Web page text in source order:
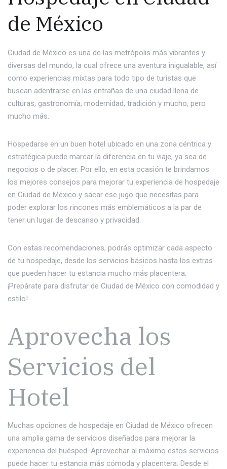
de México
Ciudad de México es una de las metrópolis más vibrantes y
diversas del mundo, la cual ofrece una aventura inigualable, así
como experiencias mixtas para todo tipo de turistas que
buscan adentrarse en las entrañas de una ciudad llena de
culturas, gastronomía, modernidad, tradición y mucho, pero
mucho más.
Hospedarse en un buen hotel ubicado en una zona céntrica y
estratégica puede marcar la diferencia en tu viaje, ya sea de
negocios o de placer. Por ello, en esta ocasión te brindamos
los mejores consejos para mejorar tu experiencia de hospedaje
en Ciudad de México y sacar ese jugo que necesitas para
poder explorar los rincones más emblemáticos a la par de
tener un lugar de descanso y privacidad.
Con estas recomendaciones, podrás optimizar cada aspecto
de tu hospedaje, desde los servicios básicos hasta los extras
que pueden hacer tu estancia mucho más placentera.
¡Prepárate para disfrutar de Ciudad de México con comodidad y
estilo!
Aprovecha los
Servicios del
Hotel
Muchas opciones de hospedaje en Ciudad de México ofrecen
una amplia gama de servicios diseñados para mejorar la
experiencia del huésped. Aprovechar al máximo estos servicios
puede hacer tu estancia más cómoda y placentera. Desde el